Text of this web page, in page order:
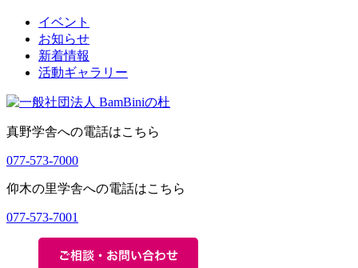
イベント
お知らせ
新着情報
活動ギャラリー
真野学舎への電話はこちら
077-573-7000
仰木の里学舎への電話はこちら
077-573-7001